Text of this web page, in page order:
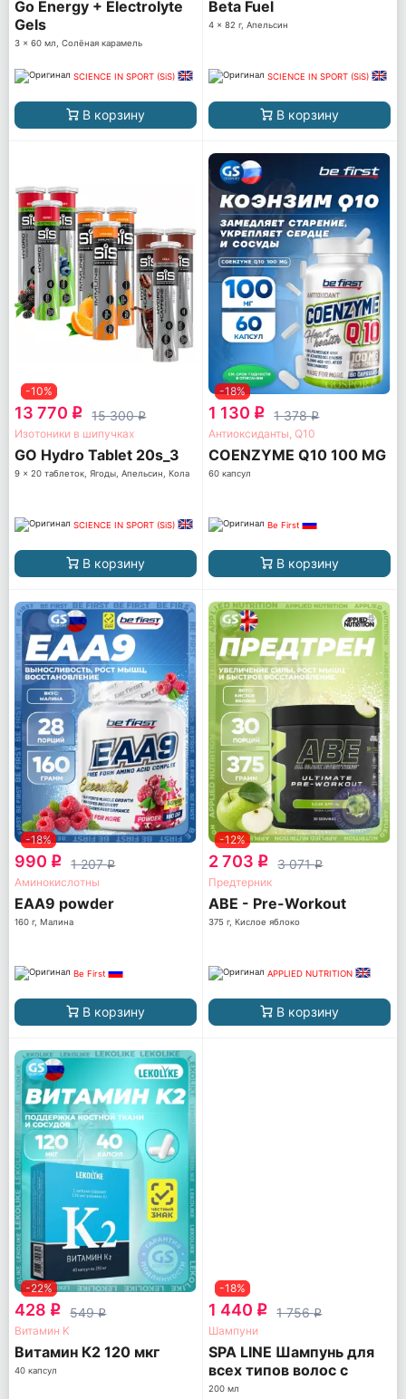
Go Energy + Electrolyte
Gels
3 x 60 мл, Солёная карамель
SCIENCE IN SPORT (SiS)
В корзину
Beta Fuel
4 x 82 г, Апельсин
SCIENCE IN SPORT (SiS)
В корзину
-10%
13 770 q 15 300q
Изотоники в шипучках
GO Hydro Tablet 20s_3
9 x 20 таблеток, Ягоды, Апельсин, Кола
SCIENCE IN SPORT (SiS)
В корзину
-18%
1 130 q 1 378q
Антиоксиданты, Q10
COENZYME Q10 100 MG
60 капсул
Be First
В корзину
-18%
990 q 1 207q
Аминокислотны
EAA9 powder
160 г, Малина
Be First
В корзину
-12%
2 703 q 3 071q
Предтерник
ABE - Pre-Workout
375 г, Кислое яблоко
APPLIED NUTRITION
В корзину
-22%
428 q 549q
Витамин K
Витамин К2 120 мкг
40 капсул
-18%
1 440 q 1 756q
Шампуни
SPA LINE Шампунь для
всех типов волос с
пептидами
200 мл